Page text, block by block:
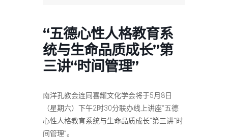
“五德心性人格教育系
统与生命品质成长”第
三讲“时间管理”
南洋孔教会连同喜耀文化学会将于5月8日
（星期六）下午2时30分联办线上讲座“五德
心性人格教育系统与生命品质成长”第三讲“时
间管理”。